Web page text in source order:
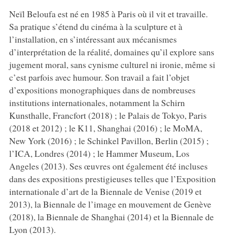
Neïl Beloufa est né en 1985 à Paris où il vit et travaille.
Sa pratique s’étend du cinéma à la sculpture et à
l’installation, en s’intéressant aux mécanismes
d’interprétation de la réalité, domaines qu’il explore sans
jugement moral, sans cynisme culturel ni ironie, même si
c’est parfois avec humour. Son travail a fait l’objet
d’expositions monographiques dans de nombreuses
institutions internationales, notamment la Schirn
Kunsthalle, Francfort (2018) ; le Palais de Tokyo, Paris
(2018 et 2012) ; le K11, Shanghai (2016) ; le MoMA,
New York (2016) ; le Schinkel Pavillon, Berlin (2015) ;
l’ICA, Londres (2014) ; le Hammer Museum, Los
Angeles (2013). Ses œuvres ont également été incluses
dans des expositions prestigieuses telles que l’Exposition
internationale d’art de la Biennale de Venise (2019 et
2013), la Biennale de l’image en mouvement de Genève
(2018), la Biennale de Shanghai (2014) et la Biennale de
Lyon (2013).